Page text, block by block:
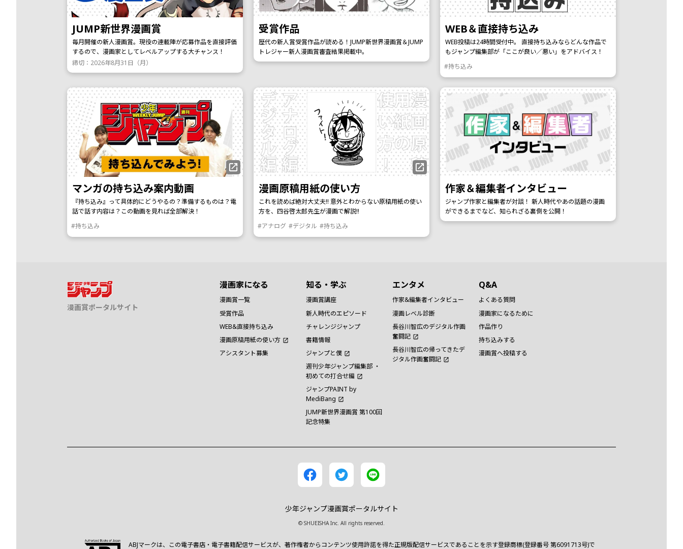
JUMP新世界漫画賞
毎月開催の新人漫画賞。現役の連載陣が応募作品を直接評価
するので、漫画家としてレベルアップする大チャンス！
締切：2026年8月31日（月）
受賞作品
歴代の新人賞受賞作品が読める！JUMP新世界漫画賞＆JUMP
トレジャー新人漫画賞審査結果掲載中。
WEB＆直接持ち込み
WEB投稿は24時間受付中。 直接持ち込みならどんな作品で
もジャンプ編集部が「ここが良い／悪い」をアドバイス！
#持ち込み
マンガの持ち込み案内動画
『持ち込み』って具体的にどうやるの？準備するものは？電
話で話す内容は？この動画を見れば全部解決！
#持ち込み
漫画原稿用紙の使い方
これを読めば絶対大丈夫!! 意外とわからない原稿用紙の使い
方を、四谷啓太郎先生が漫画で解説!!
#アナログ #デジタル #持ち込み
作家＆編集者インタビュー
ジャンプ作家と編集者が対談！ 新人時代やあの話題の漫画
ができるまでなど、知られざる裏側を公開！
漫画賞ポータルサイト
漫画家になる
漫画賞一覧
受賞作品
WEB&直接持ち込み
漫画原稿用紙の使い方
アシスタント募集
知る・学ぶ
漫画賞講座
新人時代のエピソード
チャレンジジャンプ
書籍情報
ジャンプと僕
週刊少年ジャンプ編集部 ・
初めての打合せ編
ジャンプPAINT by
MediBang
JUMP新世界漫画賞 第100回
記念特集
エンタメ
作家&編集者インタビュー
漫画レベル診断
長谷川智広のデジタル作画
奮闘記
長谷川智広の帰ってきたデ
ジタル作画奮闘記
Q&A
よくある質問
漫画家になるために
作品作り
持ち込みする
漫画賞へ投稿する
少年ジャンプ漫画賞ポータルサイト
© SHUEISHA Inc. All rights reserved.
ABJマークは、この電子書店・電子書籍配信サービスが、著作権者からコンテンツ使用許諾を得た正規版配信サービスであることを示す登録商標(登録番号 第6091713号)で